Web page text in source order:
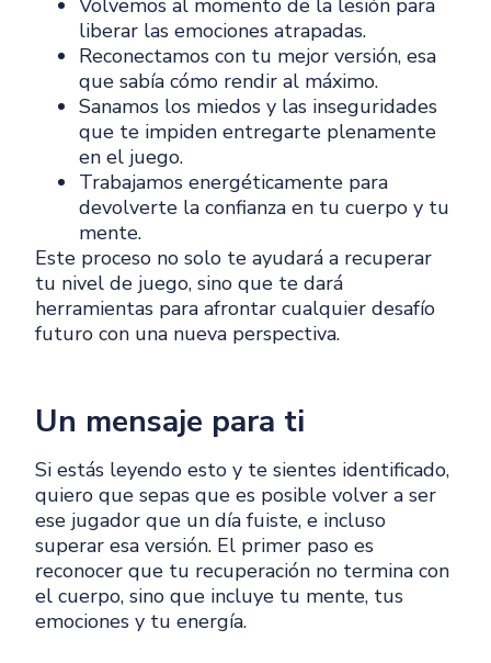
Volvemos al momento de la lesión para
liberar las emociones atrapadas.
Reconectamos con tu mejor versión, esa
que sabía cómo rendir al máximo.
Sanamos los miedos y las inseguridades
que te impiden entregarte plenamente
en el juego.
Trabajamos energéticamente para
devolverte la confianza en tu cuerpo y tu
mente.
Este proceso no solo te ayudará a recuperar
tu nivel de juego, sino que te dará
herramientas para afrontar cualquier desafío
futuro con una nueva perspectiva.
Un mensaje para ti
Si estás leyendo esto y te sientes identificado,
quiero que sepas que es posible volver a ser
ese jugador que un día fuiste, e incluso
superar esa versión. El primer paso es
reconocer que tu recuperación no termina con
el cuerpo, sino que incluye tu mente, tus
emociones y tu energía.